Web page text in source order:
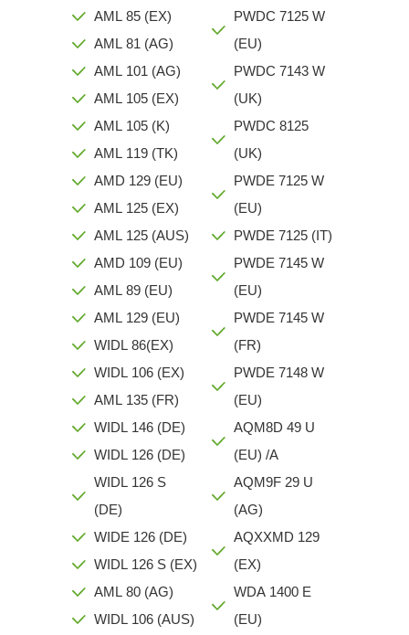
AML 85 (EX)
AML 81 (AG)
AML 101 (AG)
AML 105 (EX)
AML 105 (K)
AML 119 (TK)
AMD 129 (EU)
AML 125 (EX)
AML 125 (AUS)
AMD 109 (EU)
AML 89 (EU)
AML 129 (EU)
WIDL 86(EX)
WIDL 106 (EX)
AML 135 (FR)
WIDL 146 (DE)
WIDL 126 (DE)
WIDL 126 S
(DE)
WIDE 126 (DE)
WIDL 126 S (EX)
AML 80 (AG)
WIDL 106 (AUS)
PWDC 7125 W
(EU)
PWDC 7143 W
(UK)
PWDC 8125
(UK)
PWDE 7125 W
(EU)
PWDE 7125 (IT)
PWDE 7145 W
(EU)
PWDE 7145 W
(FR)
PWDE 7148 W
(EU)
AQM8D 49 U
(EU) /A
AQM9F 29 U
(AG)
AQXXMD 129
(EX)
WDA 1400 E
(EU)